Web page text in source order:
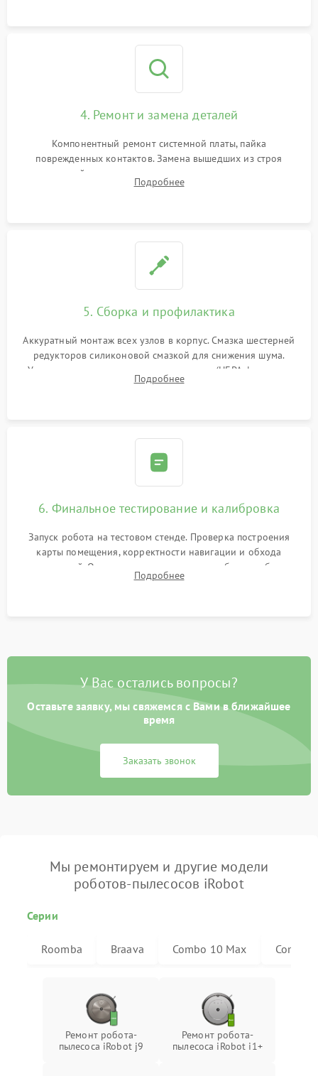
4. Ремонт и замена деталей
Компонентный ремонт системной платы, пайка
поврежденных контактов. Замена вышедших из строя
двигателей, изношенного аккумулятора, неисправного
лидара или помпы подачи воды. Восстановление шлейфов и
Подробнее
5. Сборка и профилактика
Аккуратный монтаж всех узлов в корпус. Смазка шестерней
редукторов силиконовой смазкой для снижения шума.
Установка новых расходных материалов (HEPA-фильтров,
микрофибры, щеток). Надежная фиксация разъемов и
Подробнее
6. Финальное тестирование и калибровка
Запуск робота на тестовом стенде. Проверка построения
карты помещения, корректности навигации и обхода
препятствий. Оценка силы всасывания и работы турбины.
Тестирование автоматического возврата на док-станцию и
Подробнее
У Вас остались вопросы?
Оставьте заявку, мы свяжемся с Вами в ближайшее
время
Заказать звонок
Мы ремонтируем и другие модели
роботов-пылесосов iRobot
Серии
Roomba Braava Combo 10 Max Combo
Ремонт робота-
пылесоса iRobot j9
Ремонт робота-
пылесоса iRobot i1+